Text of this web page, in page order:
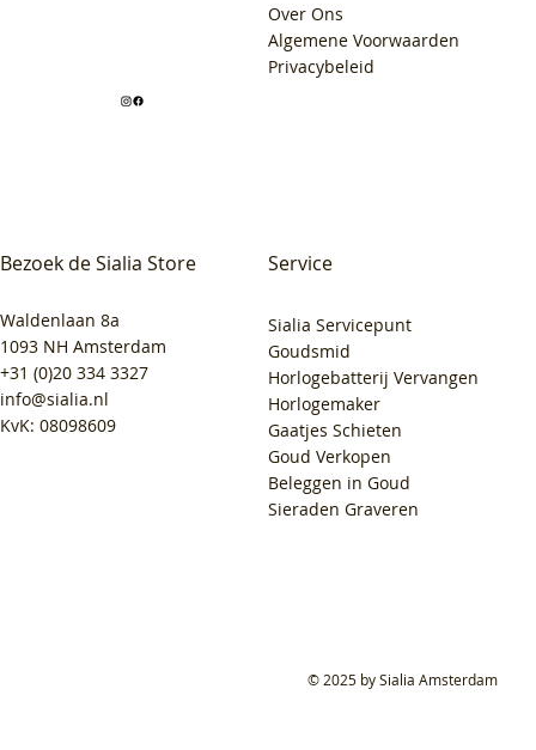
Bezoek de Sialia Store
Waldenlaan 8a
1093 NH Amsterdam
+31 (0)20 334 3327
info@sialia.nl
KvK: 08098609
Over Ons
Algemene Voorwaarden
Privacybeleid
Service
Sialia Servicepunt
Goudsmid
Horlogebatterij Vervangen
Horlogemaker
Gaatjes Schieten
Goud Verkopen
Beleggen in Goud
Sieraden Graveren
© 2025 by Sialia Amsterdam